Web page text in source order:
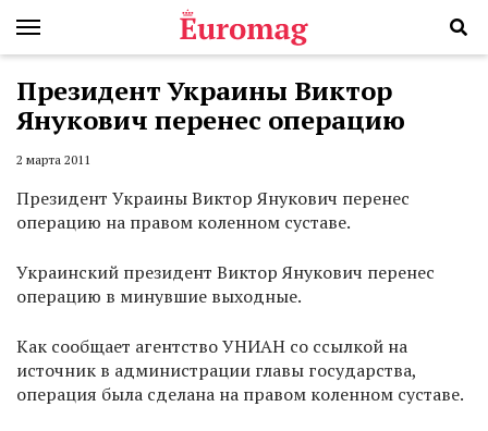
Президент Украины Виктор
Янукович перенес операцию
2 марта 2011
Президент Украины Виктор Янукович перенес
операцию на правом коленном суставе.
Украинский президент Виктор Янукович перенес
операцию в минувшие выходные.
Как сообщает агентство УНИАН со ссылкой на
источник в администрации главы государства,
операция была сделана на правом коленном суставе.